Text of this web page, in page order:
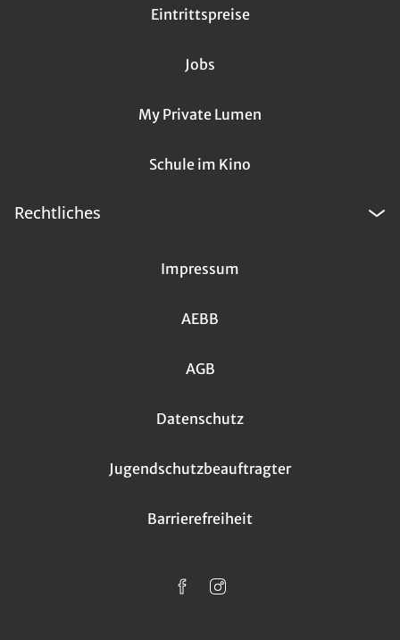
Eintrittspreise
Jobs
My Private Lumen
Schule im Kino
Rechtliches
Impressum
AEBB
AGB
Datenschutz
Jugendschutzbeauftragter
Barrierefreiheit